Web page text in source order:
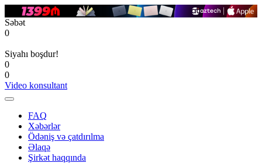
Səbət
0
Siyahı boşdur!
0
0
Video konsultant
FAQ
Xəbərlər
Ödəniş və çatdırılma
Əlaqə
Şirkət haqqında